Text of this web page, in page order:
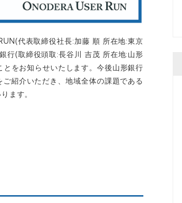
代表取締役社長:加藤 順 所在地:東京
行(取締役頭取:長谷川 吉茂 所在地:山形
をお知らせいたします。今後山形銀行
紹介いただき、地域全体の課題である
ます。